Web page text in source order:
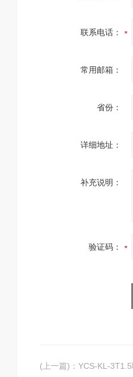
联系电话：
常用邮箱：
省份：
详细地址：
补充说明：
验证码：
(上一篇) ： YCS-KL-